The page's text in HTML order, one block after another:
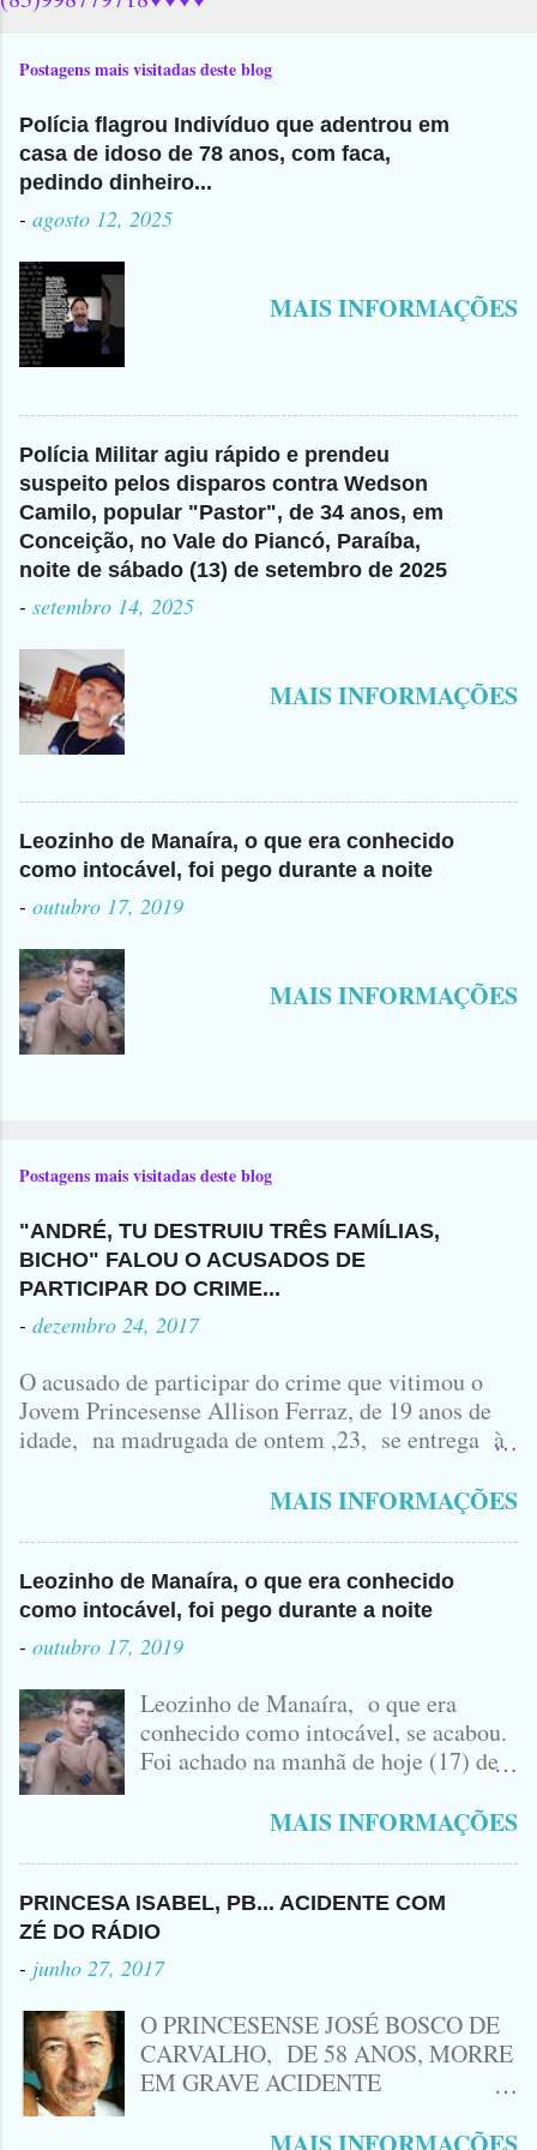
Postagens mais visitadas deste blog
Polícia flagrou Indivíduo que adentrou em
casa de idoso de 78 anos, com faca,
pedindo dinheiro...
- agosto 12, 2025
MAIS INFORMAÇÕES
Polícia Militar agiu rápido e prendeu
suspeito pelos disparos contra Wedson
Camilo, popular "Pastor", de 34 anos, em
Conceição, no Vale do Piancó, Paraíba,
noite de sábado (13) de setembro de 2025
- setembro 14, 2025
MAIS INFORMAÇÕES
Leozinho de Manaíra, o que era conhecido
como intocável, foi pego durante a noite
- outubro 17, 2019
MAIS INFORMAÇÕES
Postagens mais visitadas deste blog
"ANDRÉ, TU DESTRUIU TRÊS FAMÍLIAS,
BICHO" FALOU O ACUSADOS DE
PARTICIPAR DO CRIME...
- dezembro 24, 2017
O acusado de participar do crime que vitimou o
Jovem Princesense Allison Ferraz, de 19 anos de
idade, na madrugada de ontem ,23, se entrega à
vulgo ( CORRÓ ) falou como tudo aconteceu ...
MAIS INFORMAÇÕES
Leozinho de Manaíra, o que era conhecido
como intocável, foi pego durante a noite
- outubro 17, 2019
Leozinho de Manaíra, o que era
conhecido como intocável, se acabou.
Foi achado na manhã de hoje (17) de
no Sertão da Paraíba, o Lendário
atingido com disparo de calibre 12. O
Procurado pela Justiça havia matado
a Namorada dele, Fabrícia Nogueira ,
Peixeira. Ele deu mais de 10 Facadas
na Adolescente.
MAIS INFORMAÇÕES
PRINCESA ISABEL, PB... ACIDENTE COM
ZÉ DO RÁDIO
- junho 27, 2017
O PRINCESENSE JOSÉ BOSCO DE
CARVALHO, DE 58 ANOS, MORRE
EM GRAVE ACIDENTE
CINQUENTINHA SHINERAY E UM